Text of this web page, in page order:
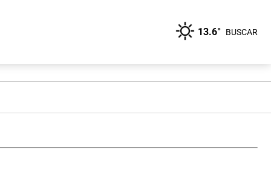
13.6° BUSCAR